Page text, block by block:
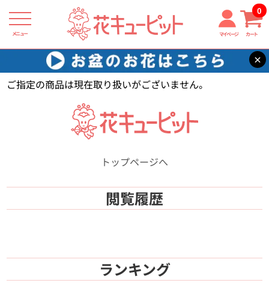
メニュー マイページ カート
0
×
花キューピット 【】
ご指定の商品は現在取り扱いがございません。
トップページへ
閲覧履歴
ランキング